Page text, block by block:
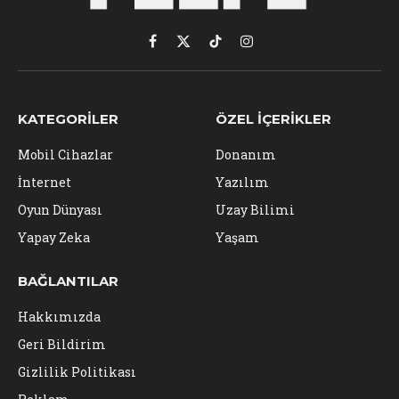
Facebook
X
(Twitter)
TikTokInstagram
KATEGORILER
Mobil Cihazlar
İnternet
Oyun Dünyası
Yapay Zeka
ÖZEL İÇERIKLER
Donanım
Yazılım
Uzay Bilimi
Yaşam
BAĞLANTILAR
Hakkımızda
Geri Bildirim
Gizlilik Politikası